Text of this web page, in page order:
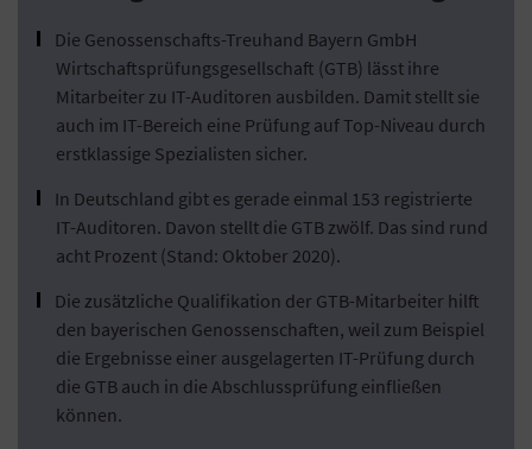
Die Genossenschafts-Treuhand Bayern GmbH
Wirtschaftsprüfungsgesellschaft (GTB) lässt ihre
Mitarbeiter zu IT-Auditoren ausbilden. Damit stellt sie
auch im IT-Bereich eine Prüfung auf Top-Niveau durch
erstklassige Spezialisten sicher.
In Deutschland gibt es gerade einmal 153 registrierte
IT-Auditoren. Davon stellt die GTB zwölf. Das sind rund
acht Prozent (Stand: Oktober 2020).
Die zusätzliche Qualifikation der GTB-Mitarbeiter hilft
den bayerischen Genossenschaften, weil zum Beispiel
die Ergebnisse einer ausgelagerten IT-Prüfung durch
die GTB auch in die Abschlussprüfung einfließen
können.